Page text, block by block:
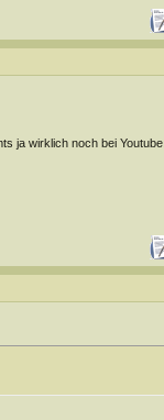
ja wirklich noch bei Youtube.